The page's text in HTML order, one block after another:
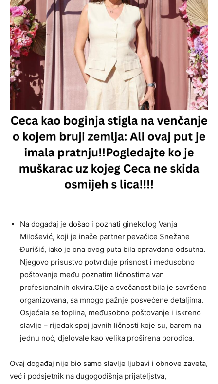
Na događaj je došao i poznati ginekolog Vanja
Milošević, koji je inače partner pevačice Snežane
Đurišić, iako je ona ovog puta bila opravdano odsutna.
Njegovo prisustvo potvrđuje prisnost i međusobno
poštovanje među poznatim ličnostima van
profesionalnih okvira.Cijela svečanost bila je savršeno
organizovana, sa mnogo pažnje posvećene detaljima.
Osjećala se toplina, međusobno poštovanje i iskreno
slavlje – rijedak spoj javnih ličnosti koje su, barem na
jednu noć, djelovale kao velika proširena porodica.
Ovaj događaj nije bio samo slavlje ljubavi i obnove zaveta,
već i podsjetnik na dugogodišnja prijateljstva,